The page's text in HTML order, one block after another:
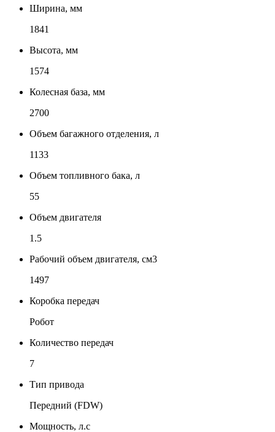
Ширина, мм
1841
Высота, мм
1574
Колесная база, мм
2700
Объем багажного отделения, л
1133
Объем топливного бака, л
55
Объем двигателя
1.5
Рабочий объем двигателя, см3
1497
Коробка передач
Робот
Количество передач
7
Тип привода
Передний (FDW)
Мощность, л.с